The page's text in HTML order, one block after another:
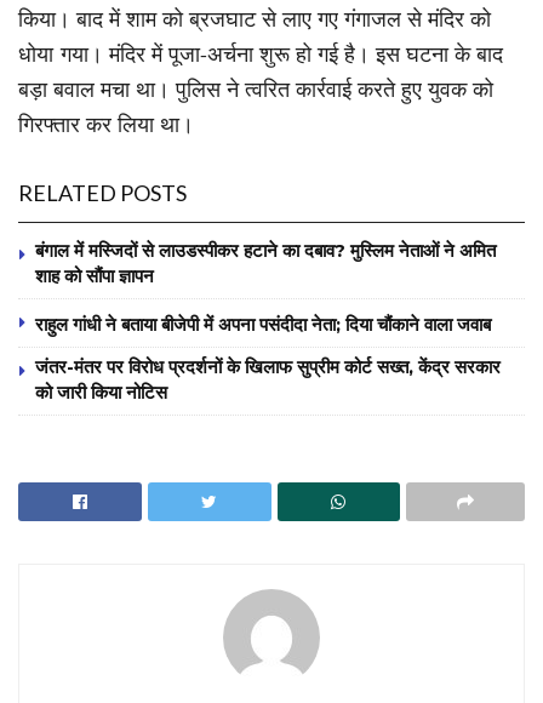
किया। बाद में शाम को ब्रजघाट से लाए गए गंगाजल से मंदिर को
धोया गया। मंदिर में पूजा-अर्चना शुरू हो गई है। इस घटना के बाद
बड़ा बवाल मचा था। पुलिस ने त्वरित कार्रवाई करते हुए युवक को
गिरफ्तार कर लिया था।
RELATED POSTS
बंगाल में मस्जिदों से लाउडस्पीकर हटाने का दबाव? मुस्लिम नेताओं ने अमित
शाह को सौंपा ज्ञापन
राहुल गांधी ने बताया बीजेपी में अपना पसंदीदा नेता; दिया चौंकाने वाला जवाब
जंतर-मंतर पर विरोध प्रदर्शनों के खिलाफ सुप्रीम कोर्ट सख्त, केंद्र सरकार
को जारी किया नोटिस